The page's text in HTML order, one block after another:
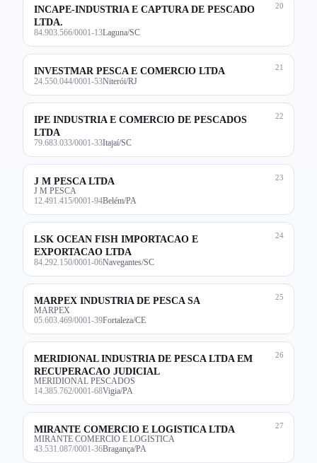
20
INCAPE-INDUSTRIA E CAPTURA DE PESCADO
LTDA.
84.903.566/0001-13Laguna/SC
21
INVESTMAR PESCA E COMERCIO LTDA
24.550.044/0001-53Niterói/RJ
22
IPE INDUSTRIA E COMERCIO DE PESCADOS
LTDA
79.683.033/0001-33Itajaí/SC
23
J M PESCA LTDA
J M PESCA
12.491.415/0001-94Belém/PA
24
LSK OCEAN FISH IMPORTACAO E
EXPORTACAO LTDA
84.292.150/0001-06Navegantes/SC
25
MARPEX INDUSTRIA DE PESCA SA
MARPEX
05.603.469/0001-39Fortaleza/CE
26
MERIDIONAL INDUSTRIA DE PESCA LTDA EM
RECUPERACAO JUDICIAL
MERIDIONAL PESCADOS
14.385.762/0001-68Vigia/PA
27
MIRANTE COMERCIO E LOGISTICA LTDA
MIRANTE COMERCIO E LOGISTICA
43.531.087/0001-36Bragança/PA